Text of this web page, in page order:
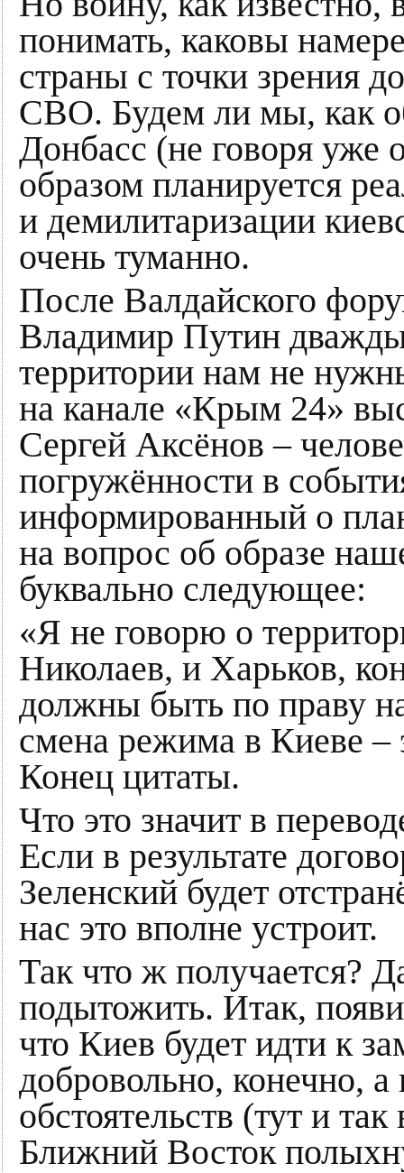
понимать, каковы
страны с точки зрения
СВО. Будем ли мы, как
Донбасс (не говоря уже
образом планируется
и демилитаризации
очень туманно.
После Валдайского
Владимир Путин
территории нам не
на канале «Крым 24»
Сергей Аксёнов –
погружённости в
информированный о
на вопрос об образе
буквально следующее:
«Я не говорю о
Николаев, и Харьков,
должны быть по праву
смена режима в Киеве –
Конец цитаты.
Что это значит в
Если в результате
Зеленский будет
нас это вполне устроит.
Так что ж получается?
подытожить. Итак,
что Киев будет идти к
добровольно, конечно,
обстоятельств (тут и
Ближний Восток